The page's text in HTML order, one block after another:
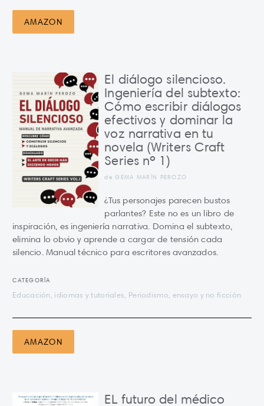
AMAZON
El diálogo silencioso.
Ingeniería del subtexto:
Cómo escribir diálogos
efectivos y dominar la
voz narrativa en tu
novela (Writers Craft
Series nº 1)
de GEMA MARÍN PEROZO
¿Tus personajes parecen bustos
parlantes? Este no es un libro de
inspiración, es ingeniería narrativa. Domina el subtexto,
elimina lo obvio y aprende a cargar de tensión cada
silencio. Manual técnico para escritores avanzados.
CATEGORÍA
Educación, idiomas y tutoriales, Periodismo, ensayo y no ficción
AMAZON
EL futuro del médico